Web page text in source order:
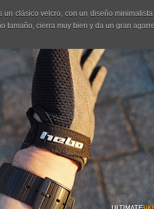
un clásico velcro, con un diseño
tamaño, cierra muy bien y da un gran